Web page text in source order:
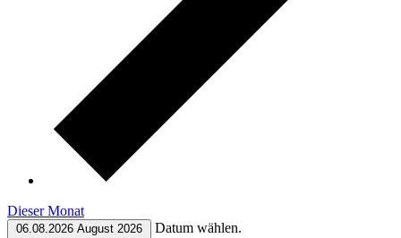
Dieser Monat
06.08.2026 August 2026 Datum wählen.